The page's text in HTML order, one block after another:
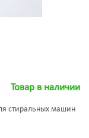
Товар в наличии
стиральных машин